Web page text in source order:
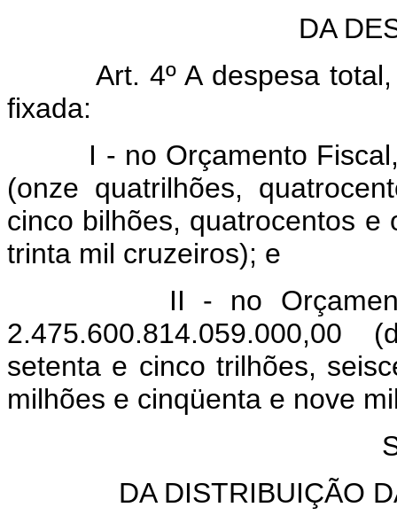
DA
Art. 4º A despesa
fixada:
I - no Orçamento Fiscal,
(onze quatrilhões,
cinco bilhões, quatrocentos
trinta mil cruzeiros); e
II - no Orçamento da
setenta e cinco trilhões,
milhões e cinqüenta e nove
DA DISTRIBUIÇÃO